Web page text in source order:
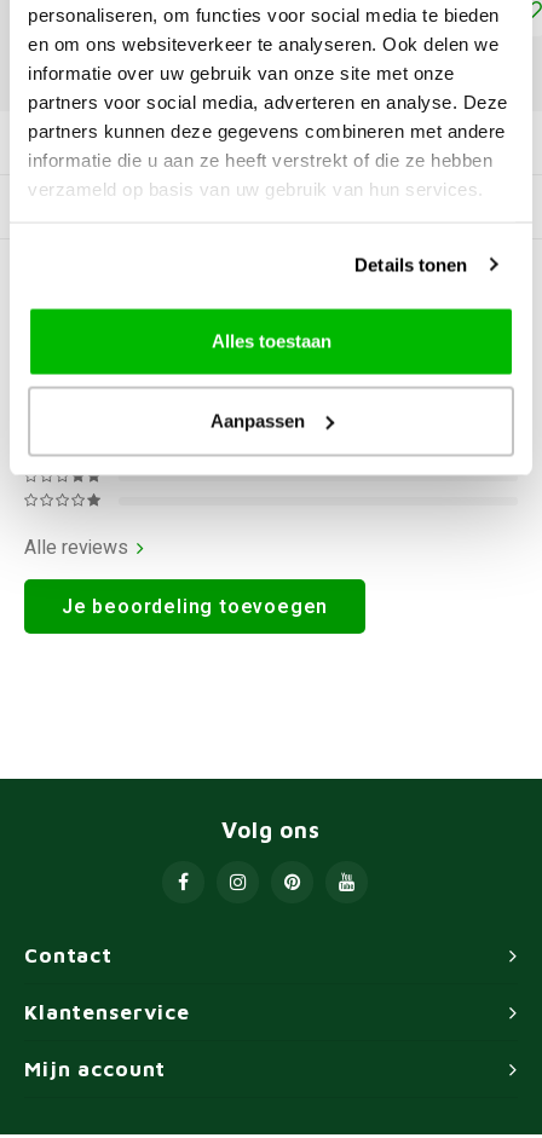
personaliseren, om functies voor social media te bieden
en om ons websiteverkeer te analyseren. Ook delen we
informatie over uw gebruik van onze site met onze
partners voor social media, adverteren en analyse. Deze
partners kunnen deze gegevens combineren met andere
informatie die u aan ze heeft verstrekt of die ze hebben
verzameld op basis van uw gebruik van hun services.
Details tonen
Alles toestaan
Aanpassen
Toevoegen aan winkelwagen
DELEN:
Productomschrijving
Gerelateerde producten
BEOORDELINGEN
Alle reviews
Je beoordeling toevoegen
Contact
Volg ons
Klantenservice
Mijn account